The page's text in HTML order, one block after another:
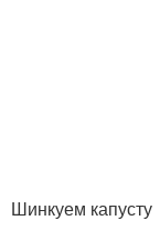
Шинкуем капусту